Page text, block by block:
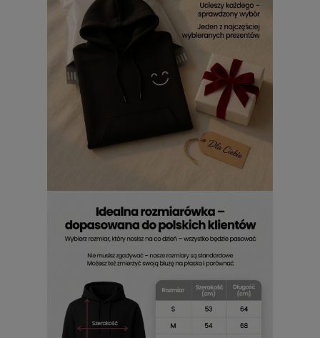
Bluza koniczyna 4-listna do
codziennego użytku i sportowych
zestawów
Ten model został opisany jako bluza, która oprócz
komfortu codziennego użytkowania znajduje zastosowanie
również jako odzież sportowa. To dobry wybór, jeśli
szukasz jednej rzeczy do kilku scenariuszy: na spacer, do
luźnego zestawu albo na lżejszą aktywność. Sprawdzi się na
co dzień, gdy chcesz postawić na wygodę i swobodę, na
lżejszą aktywność i sportowy zestaw, a także do stylizacji z
koniczyny 4-listnej i dostępne
warianty
Wzór „Listna" pojawia się tu jako nadruk, który buduje
rozpoznawalność całego modelu. Jeśli podoba Ci się sam
motyw, warto wiedzieć, że jest dostępny także w innych
wersjach: na bluzach z kapturem w 4 kolorach, na bluzach
bez kaptura w 4 kolorach oraz na męskich koszulkach w 2